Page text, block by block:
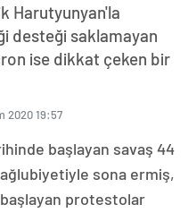
Harutyunyan'la
desteği saklamayan
ise dikkat çeken bir
2020 19:57
başlayan savaş 44
sona ermiş,
başlayan protestolar